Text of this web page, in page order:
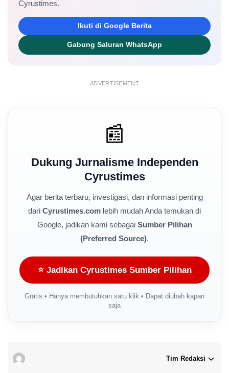
Cyrustimes.
Ikuti di Google Berita
Gabung Saluran WhatsApp
ADVERTISEMENT
📰
Dukung Jurnalisme Independen
Cyrustimes
Agar berita terbaru, investigasi, dan informasi penting
dari Cyrustimes.com lebih mudah Anda temukan di
Google, jadikan kami sebagai Sumber Pilihan
(Preferred Source).
⭐ Jadikan Cyrustimes Sumber Pilihan
Gratis • Hanya membutuhkan satu klik • Dapat diubah kapan
saja
Tim Redaksi